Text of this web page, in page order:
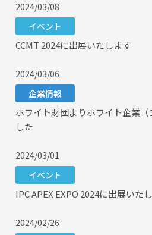
2024/03/08
イベント
CCMT 2024に出展いたします
2024/03/06
企業情報
ホワイト財団よりホワイト企業
した
2024/03/01
イベント
IPC APEX EXPO 2024に出展いた
2024/02/26